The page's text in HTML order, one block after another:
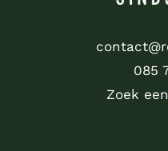
085
Zoek